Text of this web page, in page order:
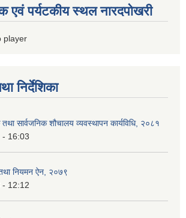
एवं पर्यटकीय स्थल नारदपोखरी
निर्देशिका
सार्वजनिक शौचालय व्यवस्थापन कार्यविधि, २०८१
- 16:03
नियमन ऐन, २०७९
- 12:12